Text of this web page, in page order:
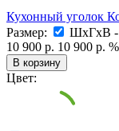
Кухонный уголок
Размер:
ШxГxВ -
10 900 р. 10 900 р. %
В корзину
Цвет: